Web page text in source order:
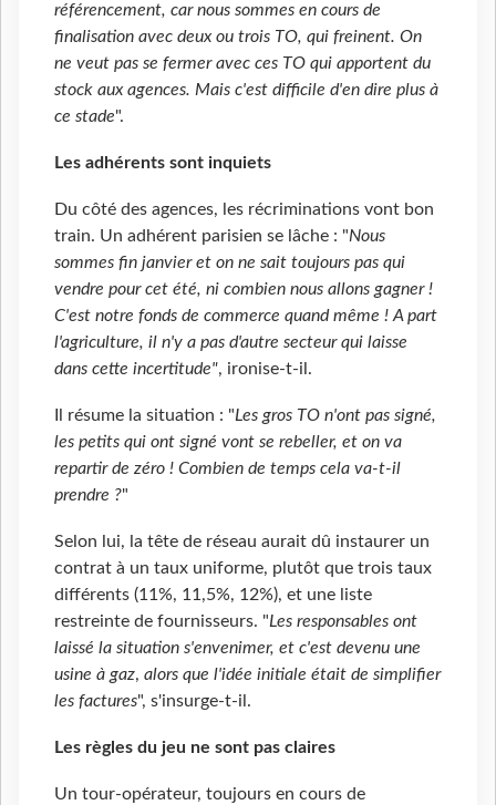
référencement, car nous sommes en cours de
finalisation avec deux ou trois TO, qui freinent. On
ne veut pas se fermer avec ces TO qui apportent du
stock aux agences. Mais c'est difficile d'en dire plus à
ce stade".
Les adhérents sont inquiets
Du côté des agences, les récriminations vont bon
train. Un adhérent parisien se lâche : "Nous
sommes fin janvier et on ne sait toujours pas qui
vendre pour cet été, ni combien nous allons gagner !
C'est notre fonds de commerce quand même ! A part
l'agriculture, il n'y a pas d'autre secteur qui laisse
dans cette incertitude", ironise-t-il.
Il résume la situation : "Les gros TO n'ont pas signé,
les petits qui ont signé vont se rebeller, et on va
repartir de zéro ! Combien de temps cela va-t-il
prendre ?"
Selon lui, la tête de réseau aurait dû instaurer un
contrat à un taux uniforme, plutôt que trois taux
différents (11%, 11,5%, 12%), et une liste
restreinte de fournisseurs. "Les responsables ont
laissé la situation s'envenimer, et c'est devenu une
usine à gaz, alors que l'idée initiale était de simplifier
les factures", s'insurge-t-il.
Les règles du jeu ne sont pas claires
Un tour-opérateur, toujours en cours de